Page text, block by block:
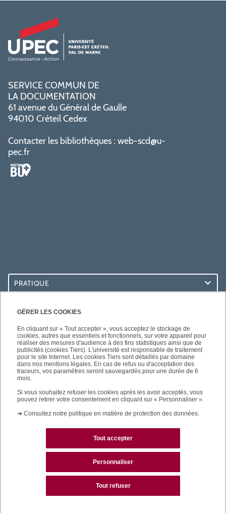
GÉRER LES COOKIES
En cliquant sur « Tout accepter », vous acceptez le stockage de
cookies, autres que essentiels et fonctionnels, sur votre appareil pour
réaliser des mesures d'audience à des fins statistiques ainsi que de
publicités (cookies Tiers). L'université est responsable de traitement
pour le site Internet. Les cookies Tiers sont détaillés par domaine
dans nos mentions légales. En cas de refus ou d'acceptation des
traceurs, vos paramètres seront sauvegardés pour une durée de 6
mois.
Si vous souhaitez refuser les cookies après les avoir acceptés, vous
pouvez retirer votre consentement en cliquant sur « Personnaliser ».
➜ Consultez notre politique en matière de protection des données.
Tout accepter
Tout refuser
Personnaliser
SERVICE COMMUN DE
LA DOCUMENTATION
61 avenue du Général de Gaulle
94010 Créteil Cedex
Contacter les bibliothèques : web-scd@u-
pec.fr
PRATIQUE
ACCÈS RAPIDES
LES BU SUR...
Mentions légales
Contactez les bibliothèques